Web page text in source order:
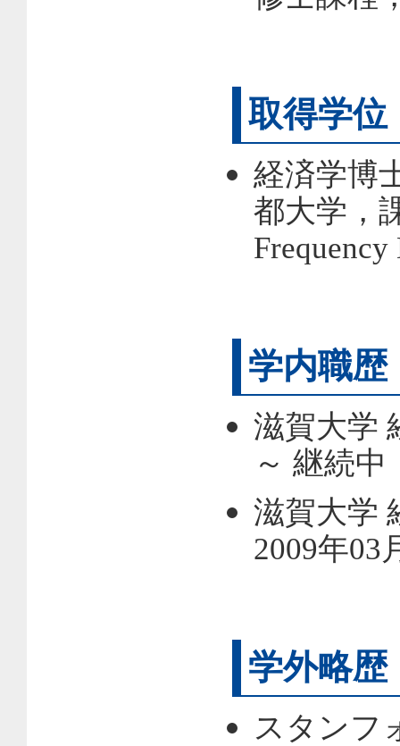
取得学位
経済学博
都大学，
学内職歴
滋賀大学
～ 継続中
滋賀大学
2009年03
学外略歴
スタンフ